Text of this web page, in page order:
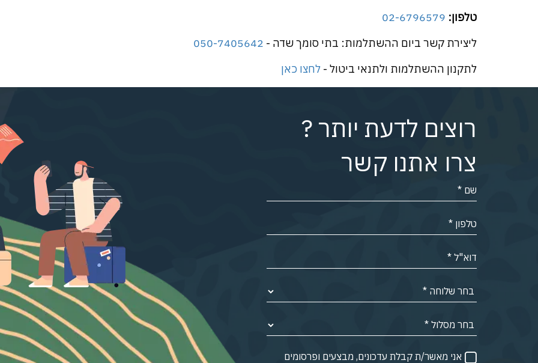
טלפון: 02-6796579
ליצירת קשר ביום ההשתלמות: בתי סומך שדה - 050-7405642
לתקנון ההשתלמות ולתנאי ביטול - לחצו כאן
רוצים לדעת יותר ?
צרו אתנו קשר
אני מאשר/ת קבלת עדכונים, מבצעים ופרסומים